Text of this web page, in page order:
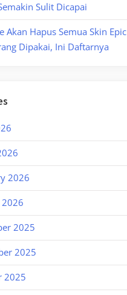
Sulit Dicapai
Akan Hapus Semua Skin Epic
Dipakai, Ini Daftarnya
2026
2026
2025
2025
2025